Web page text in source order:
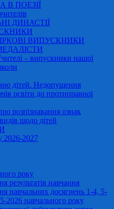
В ПОЕЗІЇ
ДИНАСТІЇ
ВИПУСКНИКИ
– випускники нашої
дітей. Недопущення
освіти до протиправної
розпізнавання ознак
щодо дітей
2026-2027
року
результатів навчання
навчальних досягнень 1-4, 5-
навчального року